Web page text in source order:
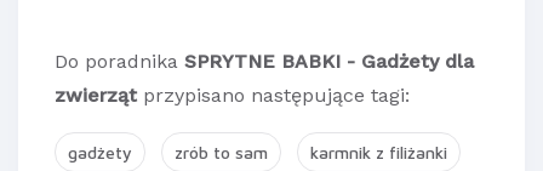
Do poradnika SPRYTNE BABKI - Gadżety dla
zwierząt przypisano następujące tagi:
gadżety zrób to sam karmnik z filiżanki